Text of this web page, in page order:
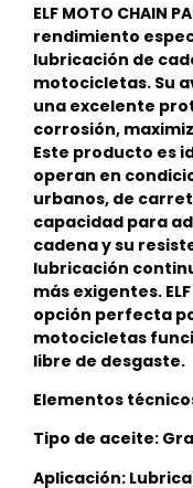
ELF MOTO CHAIN
rendimiento
lubricación de
motocicletas. Su
una excelente
corrosión,
Este producto es
operan en
urbanos, de
capacidad para
cadena y su
lubricación
más exigentes. ELF
opción perfecta
motocicletas
libre de desgaste.
Elementos
Tipo de aceite:
Aplicación: